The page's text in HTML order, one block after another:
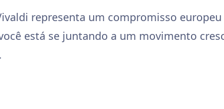
representa um compromisso
está se juntando a um movimento